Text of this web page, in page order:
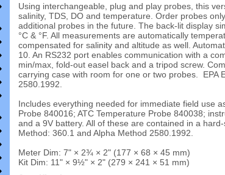
Using interchangeable, plug and play probes, this
salinity, TDS, DO and temperature. Order probes
additional probes in the future. The back-lit display
°C & °F. All measurements are automatically
compensated for salinity and altitude as well.
10. An RS232 port enables communication with a
min/max, fold-out easel back and a tripod screw.
carrying case with room for one or two probes. EPA
2580.1992.
Includes everything needed for immediate field use
Probe 840016; ATC Temperature Probe 840038;
and a 9V battery. All of these are contained in a
Method: 360.1 and Alpha Method 2580.1992.
Meter Dim: 7" × 2¾ × 2" (177 × 68 × 45 mm)
Kit Dim: 11" × 9½" × 2" (279 × 241 × 51 mm)